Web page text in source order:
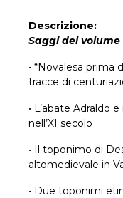
Descrizione:
Saggi del volume
• “Novalesa prima
tracce di
• L’abate Adraldo
nell’XI secolo
• Il toponimo di
altomedievale in
• Due toponimi